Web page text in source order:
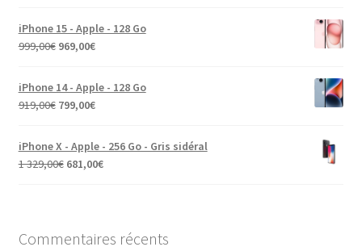
iPhone 15 - Apple - 128 Go
999,00€ 969,00€
iPhone 14 - Apple - 128 Go
919,00€ 799,00€
iPhone X - Apple - 256 Go - Gris sidéral
1 329,00€ 681,00€
Commentaires récents